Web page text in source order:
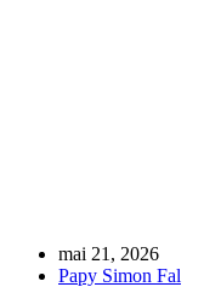
mai 21, 2026
Papy Simon Fal